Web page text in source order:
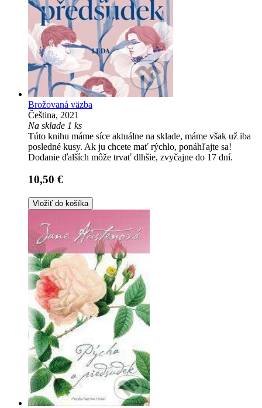
Brožovaná väzba
Čeština, 2021
Na sklade 1 ks
Túto knihu máme síce aktuálne na sklade, máme však už iba
posledné kusy. Ak ju chcete mať rýchlo, ponáhľajte sa!
Dodanie ďalších môže trvať dlhšie, zvyčajne do 17 dní.
10,50 €
Vložiť do košíka